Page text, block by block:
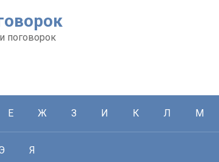
поговорок
Е Ж З И К Л М
Я